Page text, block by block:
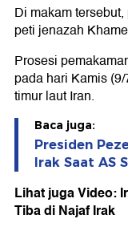
Di makam
peti jenazah
Prosesi
pada hari Kamis
timur laut Iran.
Baca juga:
Presiden
Irak Saat AS
Lihat juga Video:
Tiba di Najaf Irak